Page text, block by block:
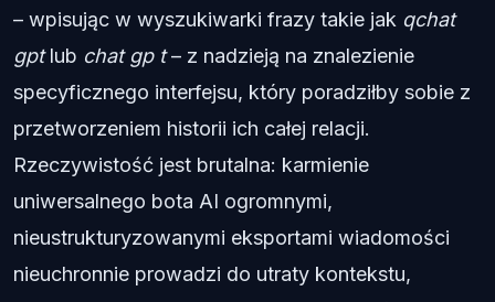
– wpisując w wyszukiwarki frazy takie jak qchat
gptlub chat gp t– z nadzieją na znalezienie
specyficznego interfejsu, który poradziłby sobie z
przetworzeniem historii ich całej relacji.
Rzeczywistość jest brutalna: karmienie
uniwersalnego bota AI ogromnymi,
nieustrukturyzowanymi eksportami wiadomości
nieuchronnie prowadzi do utraty kontekstu,